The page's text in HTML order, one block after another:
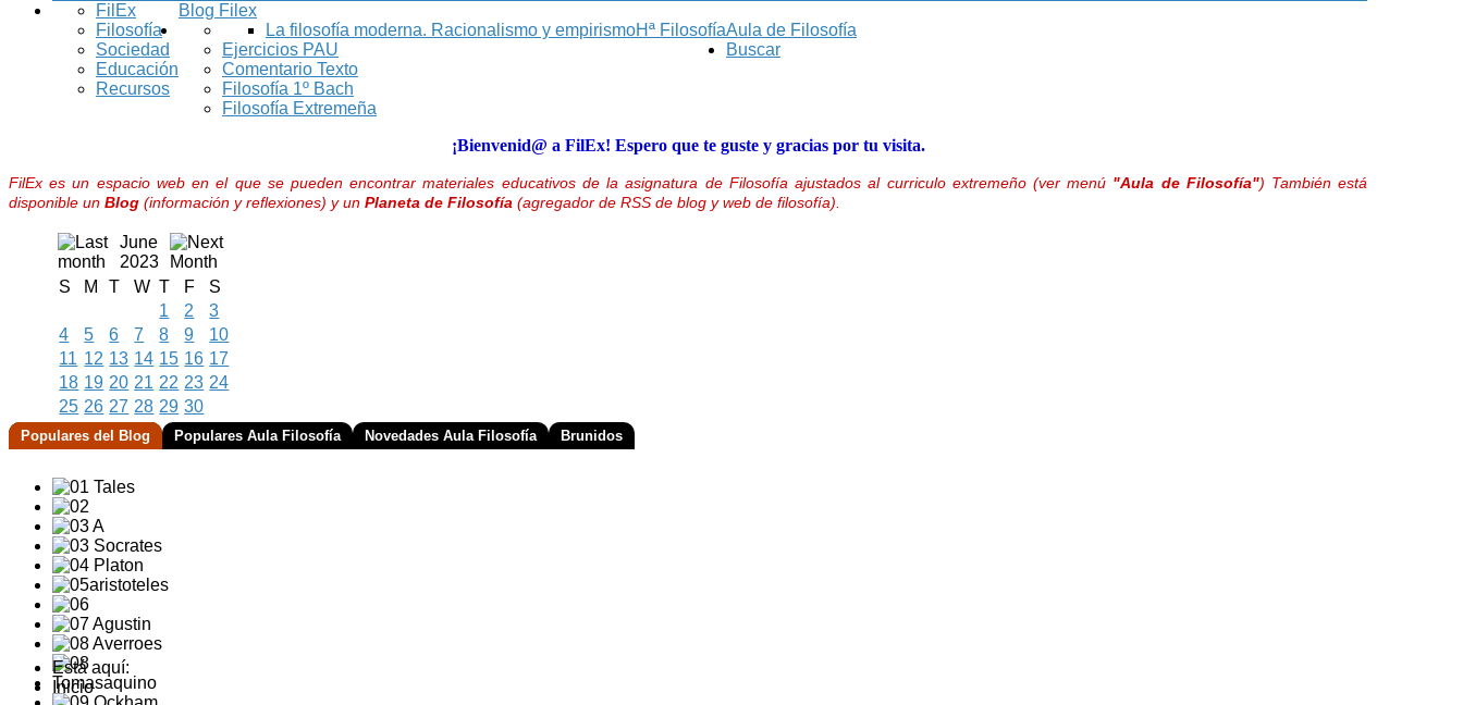
Blog Filex
FilEx
Filosofía
Sociedad
Educación
Recursos
Aula de Filosofía
Hª Filosofía
La filosofía moderna. Racionalismo y empirismo
Ejercicios PAU
Comentario Texto
Filosofía 1º Bach
Filosofía Extremeña
Buscar
¡Bienvenid@ a FilEx! Espero que te guste y gracias por tu visita.
FilEx es un espacio web en el que se pueden encontrar materiales educativos de la asignatura de Filosofía ajustados al curriculo extremeño (ver menú "Aula de Filosofía") También está
disponible un Blog (información y reflexiones) y un Planeta de Filosofía (agregador de RSS de blog y web de filosofía).
June
2023
S
M T W T F
S
1
2
3
4
5 6 7 8 9
10
11 12 13 14 15 16 17
18 19 20 21 22 23 24
25 26 27 28 29 30
Populares del Blog Populares Aula Filosofía Novedades Aula Filosofía Brunidos
Está aquí:
Inicio